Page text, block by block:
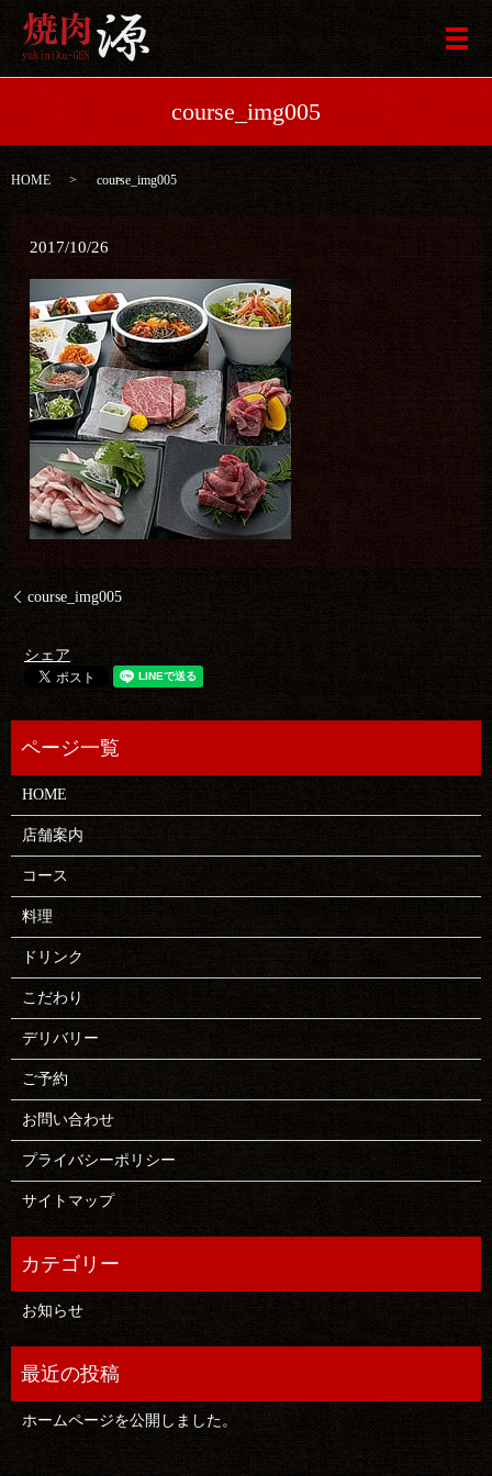
メ
course_img005
HOME course_img005
2017/10/26
course_img005
シェア
HOME
店舗案内
コース
料理
ドリンク
こだわり
デリバリー
ご予約
お問い合わせ
プライバシーポリシー
サイトマップ
お知らせ
ホームページを公開しました。